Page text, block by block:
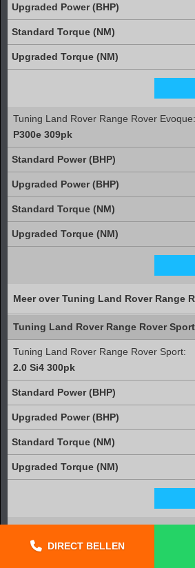
Tuning Land Rover Range Rover Evoque:
P300e 309pk
Meer over Tuning Land Rover Range
Tuning Land Rover Range Rover
Tuning Land Rover Range Rover Sport:
2.0 Si4 300pk
4.2 V8 Supercharged 390pk
DIRECT BELLEN